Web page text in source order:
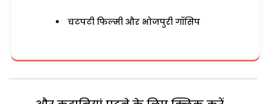
चटपटी फिल्मी और भोजपुरी गॉसिप